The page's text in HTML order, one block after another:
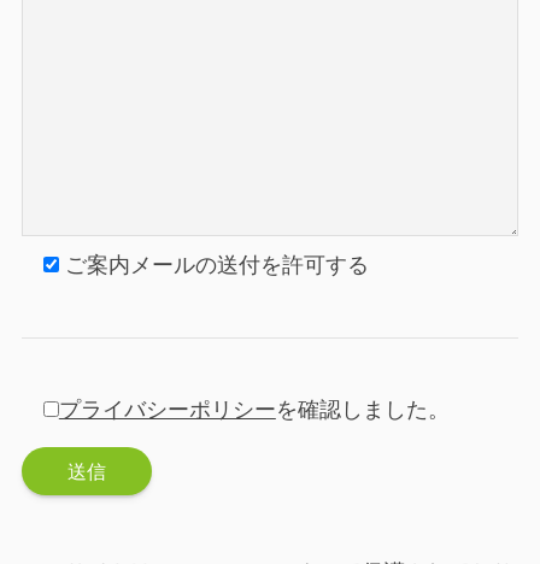
ご案内メールの送付を許可する
プライバシーポリシーを確認しました。